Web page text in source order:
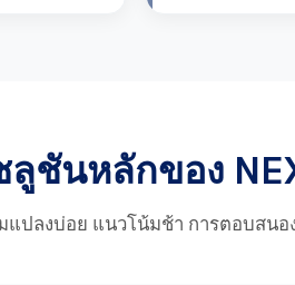
ชันหลักของ
แปลงบ่อย แนวโน้มช้า การตอบส